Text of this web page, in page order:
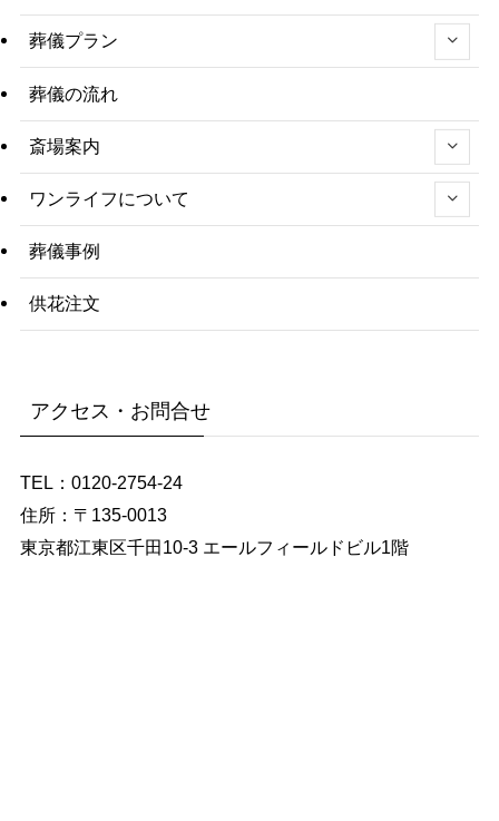
葬儀プラン
葬儀の流れ
斎場案内
ワンライフについて
葬儀事例
供花注文
アクセス・お問合せ
TEL：0120-2754-24
住所：〒135-0013
東京都江東区千田10-3 エールフィールドビル1階